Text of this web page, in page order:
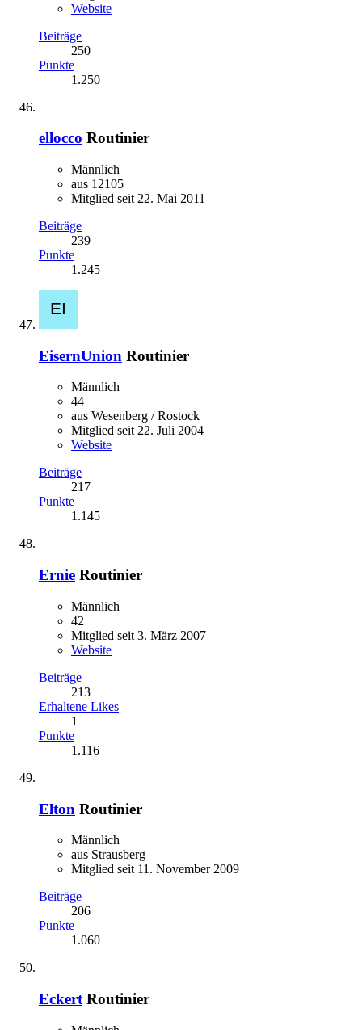
Website
Beiträge
250
Punkte
1.250
ellocco Routinier
Männlich
aus 12105
Mitglied seit 22. Mai 2011
Beiträge
239
Punkte
1.245
EisernUnion Routinier
Männlich
44
aus Wesenberg / Rostock
Mitglied seit 22. Juli 2004
Website
Beiträge
217
Punkte
1.145
Ernie Routinier
Männlich
42
Mitglied seit 3. März 2007
Website
Beiträge
213
Erhaltene Likes
1
Punkte
1.116
Elton Routinier
Männlich
aus Strausberg
Mitglied seit 11. November 2009
Beiträge
206
Punkte
1.060
Eckert Routinier